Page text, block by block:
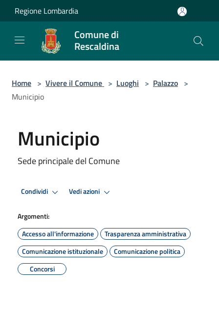
Salta al contenuto principale
Regione Lombardia
Comune di
Rescaldina
Home > Vivere il Comune > Luoghi > Palazzo >
Municipio
Municipio
Sede principale del Comune
Condividi Vedi azioni
Argomenti:
Accesso all'informazione
Trasparenza amministrativa
Comunicazione istituzionale
Comunicazione politica
Concorsi